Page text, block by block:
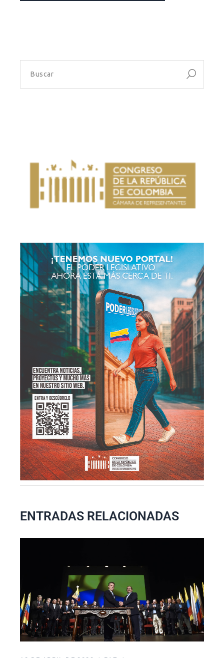
ENTRADAS RELACIONADAS